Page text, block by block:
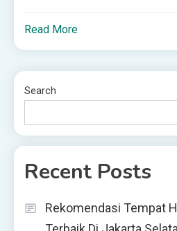
Read More
Search
Recent Posts
Rekomendasi Tempat